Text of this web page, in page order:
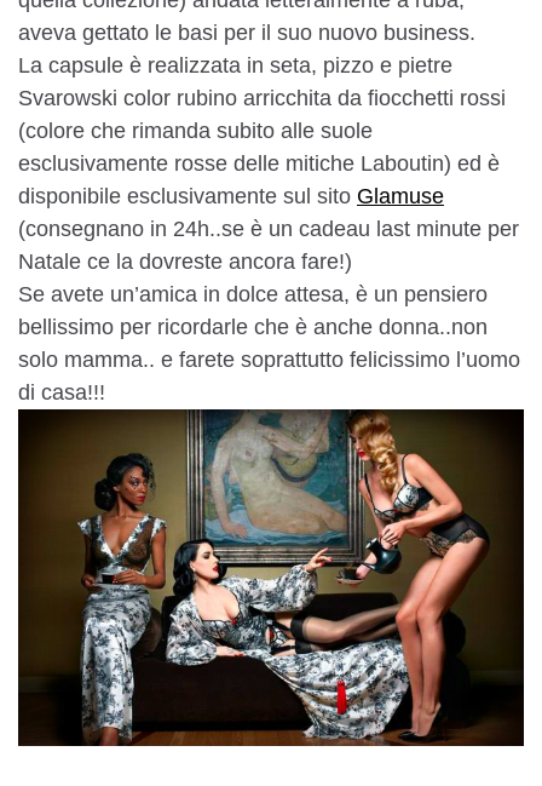
aveva gettato le basi per il suo nuovo business.
La capsule è realizzata in seta, pizzo e pietre
Svarowski color rubino arricchita da fiocchetti rossi
(colore che rimanda subito alle suole
esclusivamente rosse delle mitiche Laboutin) ed è
disponibile esclusivamente sul sito Glamuse
(consegnano in 24h..se è un cadeau last minute per
Natale ce la dovreste ancora fare!)
Se avete un’amica in dolce attesa, è un pensiero
bellissimo per ricordarle che è anche donna..non
solo mamma.. e farete soprattutto felicissimo l’uomo
di casa!!!